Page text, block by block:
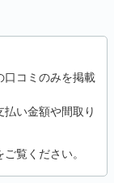
口コミのみを掲載
い金額や間取り
ご覧ください。